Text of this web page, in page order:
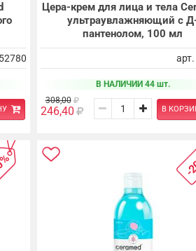
Цера-крем для лица и тела
ультраувлажняющий с
пантенолом, 100 мл
В НАЛИЧИИ 44 шт.
308,00
246,40 В
-